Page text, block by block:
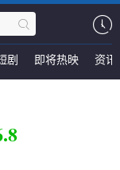
剧 即将热映 资讯